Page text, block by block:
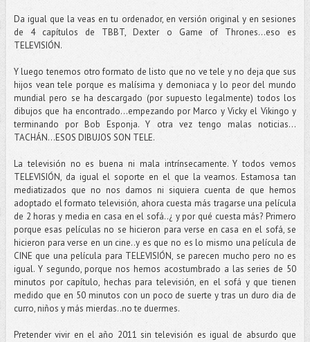
Da igual que la veas en tu ordenador, en versión original y en sesiones
de 4 capítulos de TBBT, Dexter o Game of Thrones…eso es
TELEVISIÓN.
Y luego tenemos otro formato de listo que no ve tele y no deja que sus
hijos vean tele porque es malísima y demoniaca y lo peor del mundo
mundial pero se ha descargado (por supuesto legalmente) todos los
dibujos que ha encontrado...empezando por Marco y Vicky el Vikingo y
terminando por Bob Esponja. Y otra vez tengo malas noticias…
TACHÁN...ESOS DIBUJOS SON TELE.
La televisión no es buena ni mala intrínsecamente. Y todos vemos
TELEVISIÓN, da igual el soporte en el que la veamos. Estamosa tan
mediatizados que no nos damos ni siquiera cuenta de que hemos
adoptado el formato televisión, ahora cuesta más tragarse una película
de 2 horas y media en casa en el sofá..¿ y por qué cuesta más? Primero
porque esas películas no se hicieron para verse en casa en el sofá, se
hicieron para verse en un cine..y es que no es lo mismo una película de
CINE que una película para TELEVISIÓN, se parecen mucho pero no es
igual. Y segundo, porque nos hemos acostumbrado a las series de 50
minutos por capítulo, hechas para televisión, en el sofá y que tienen
medido que en 50 minutos con un poco de suerte y tras un duro dia de
curro, niños y más mierdas..no te duermes.
Pretender vivir en el año 2011 sin televisión es igual de absurdo que